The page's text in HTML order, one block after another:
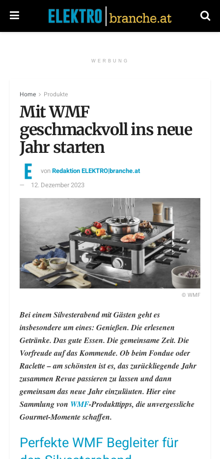
WERBUNG
Home Produkte
Mit WMF
geschmackvoll ins neue
Jahr starten
vonRedaktion ELEKTRO|branche.at
12. Dezember 2023
© WMF
Bei einem Silvesterabend mit Gästen geht es
insbesondere um eines: Genießen. Die erlesenen
Getränke. Das gute Essen. Die gemeinsame Zeit. Die
Vorfreude auf das Kommende. Ob beim Fondue oder
Raclette – am schönsten ist es, das zurückliegende Jahr
zusammen Revue passieren zu lassen und dann
gemeinsam das neue Jahr einzuläuten. Hier eine
Sammlung von WMF-Produkttipps, die unvergessliche
Gourmet-Momente schaffen.
Perfekte WMF Begleiter für